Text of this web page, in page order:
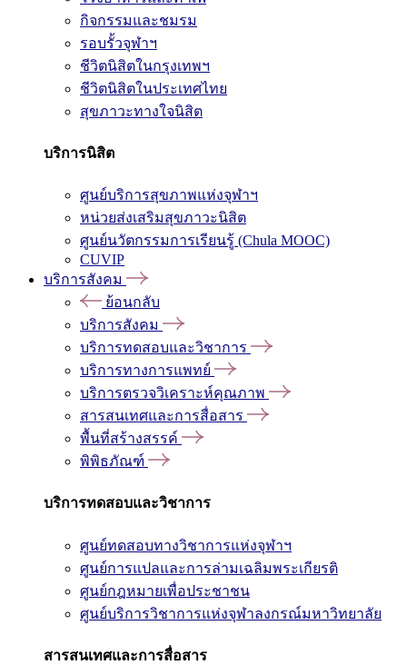
กิจกรรมและชมรม
รอบรั้วจุฬาฯ
ชีวิตนิสิตในกรุงเทพฯ
ชีวิตนิสิตในประเทศไทย
สุขภาวะทางใจนิสิต
บริการนิสิต
ศูนย์บริการสุขภาพแห่งจุฬาฯ
หน่วยส่งเสริมสุขภาวะนิสิต
ศูนย์นวัตกรรมการเรียนรู้ (Chula MOOC)
CUVIP
บริการสังคม
ย้อนกลับ
บริการสังคม
บริการทดสอบและวิชาการ
บริการทางการแพทย์
บริการตรวจวิเคราะห์คุณภาพ
สารสนเทศและการสื่อสาร
พื้นที่สร้างสรรค์
พิพิธภัณฑ์
บริการทดสอบและวิชาการ
ศูนย์ทดสอบทางวิชาการแห่งจุฬาฯ
ศูนย์การแปลและการล่ามเฉลิมพระเกียรติ
ศูนย์กฎหมายเพื่อประชาชน
ศูนย์บริการวิชาการแห่งจุฬาลงกรณ์มหาวิทยาลัย
สารสนเทศและการสื่อสาร